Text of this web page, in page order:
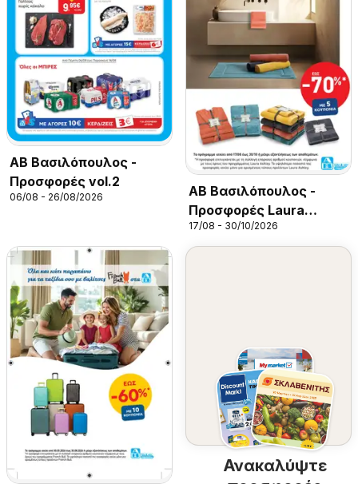
ΑΒ Βασιλόπουλος -
Προσφορές vol.2
06/08 - 26/08/2026
ΑΒ Βασιλόπουλος -
Προσφορές Laura
Ashley
17/08 - 30/10/2026
Ανακαλύψτε